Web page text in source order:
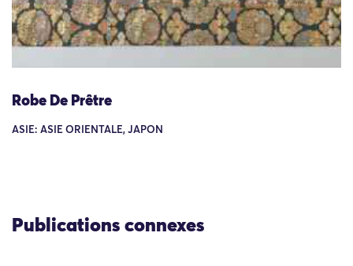
Robe De Prêtre
ASIE: ASIE ORIENTALE, JAPON
Publications connexes